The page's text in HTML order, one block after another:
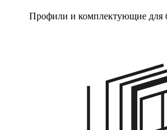
Профили и комплектующие для